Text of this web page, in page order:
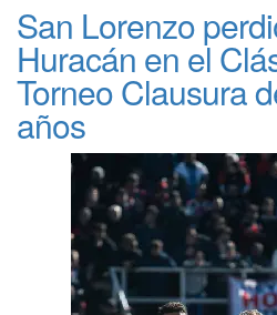
San Lorenzo
Huracán en el
Torneo Clausura
años